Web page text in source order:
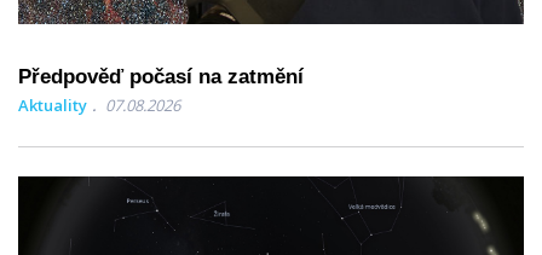
Předpověď počasí na zatmění
Aktuality 07.08.2026